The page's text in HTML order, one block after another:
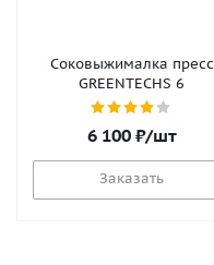
Соковыжималка пресс
GREENTECHS 6
6 100₽/шт
Заказать